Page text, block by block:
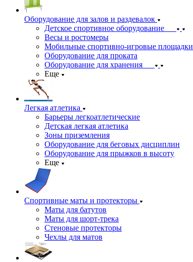
Оборудование для залов и раздевалок
Детское спортивное оборудование
Весы и ростомеры
Мобильные спортивно-игровые площадки
Оборудование для проката
Оборудование для хранения
Еще
Легкая атлетика
Барьеры легкоатлетические
Детская легкая атлетика
Зоны приземления
Оборудование для беговых дисциплин
Оборудование для прыжков в высоту
Еще
Спортивные маты и протекторы
Маты для батутов
Маты для шорт-трека
Стеновые протекторы
Чехлы для матов